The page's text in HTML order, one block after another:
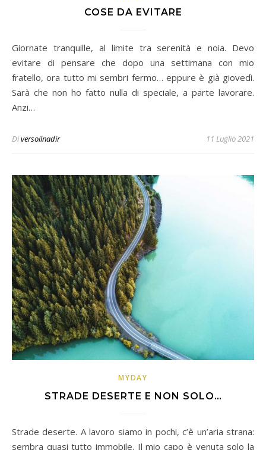
COSE DA EVITARE
Giornate tranquille, al limite tra serenità e noia. Devo
evitare di pensare che dopo una settimana con mio
fratello, ora tutto mi sembri fermo… eppure è già giovedì.
Sarà che non ho fatto nulla di speciale, a parte lavorare.
Anzi…
Diversoilnadir 11 Luglio 2021
MYDAY
STRADE DESERTE E NON SOLO…
Strade deserte. A lavoro siamo in pochi, c’è un’aria strana:
sembra quasi tutto immobile. Il mio capo è venuta solo la